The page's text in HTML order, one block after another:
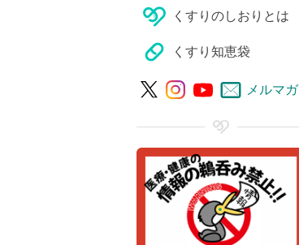
くすりのしおりとは
くすり知恵袋
メルマガ